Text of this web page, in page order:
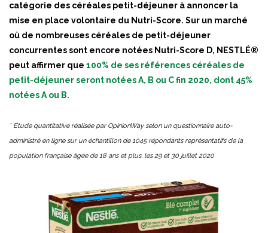
catégorie des céréales petit-déjeuner à annoncer la
mise en place volontaire du Nutri-Score. Sur un marché
où de nombreuses céréales de petit-déjeuner
concurrentes sont encore notées Nutri-Score D, NESTLÉ®
peut affirmer que 100% de ses références céréales de
petit-déjeuner seront notées A, B ou C fin 2020, dont 45%
notées A ou B.
* Étude quantitative réalisée par OpinionWay selon un questionnaire auto-
administré en ligne sur un échantillon de 1045 répondants représentatifs de la
population française âgée de 18 ans et plus, les 29 et 30 juillet 2020